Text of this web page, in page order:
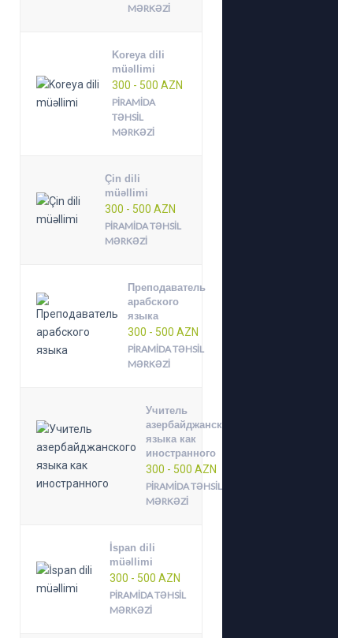
MƏRKƏZI
Koreya dili
müəllimi
300 - 500 AZN
PIRAMIDA
TƏHSIL
MƏRKƏZI
Çin dili
müəllimi
300 - 500 AZN
PIRAMIDA TƏHSIL
MƏRKƏZI
Преподаватель
арабского
языка
300 - 500 AZN
PIRAMIDA TƏHSIL
MƏRKƏZI
Учитель
азербайджанского
языка как
иностранного
300 - 500 AZN
PIRAMIDA TƏHSIL
MƏRKƏZI
İspan dili
müəllimi
300 - 500 AZN
PIRAMIDA TƏHSIL
MƏRKƏZI